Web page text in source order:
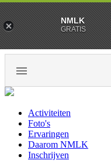
Activiteiten
Foto's
Ervaringen
Daarom NMLK
Inschrijven
NMLK
GRATIS